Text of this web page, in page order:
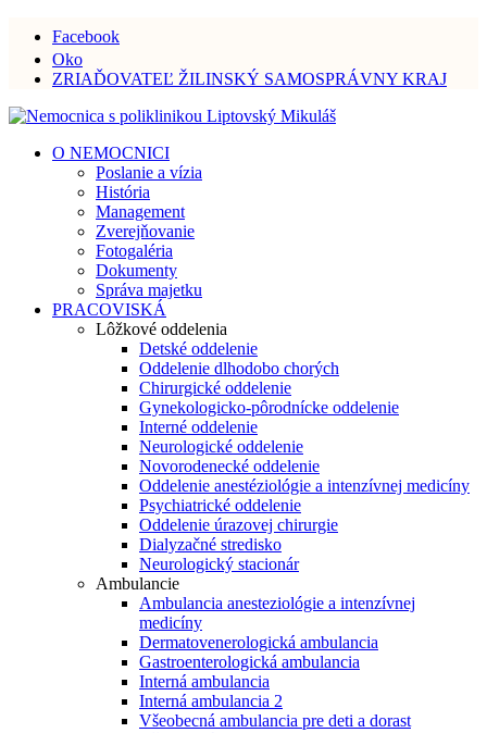
Facebook
Oko
ZRIAĎOVATEĽ ŽILINSKÝ SAMOSPRÁVNY KRAJ
O NEMOCNICI
Poslanie a vízia
História
Management
Zverejňovanie
Fotogaléria
Dokumenty
Správa majetku
PRACOVISKÁ
Lôžkové oddelenia
Detské oddelenie
Oddelenie dlhodobo chorých
Chirurgické oddelenie
Gynekologicko-pôrodnícke oddelenie
Interné oddelenie
Neurologické oddelenie
Novorodenecké oddelenie
Oddelenie anestéziológie a intenzívnej medicíny
Psychiatrické oddelenie
Oddelenie úrazovej chirurgie
Dialyzačné stredisko
Neurologický stacionár
Ambulancie
Ambulancia anesteziológie a intenzívnej
medicíny
Dermatovenerologická ambulancia
Gastroenterologická ambulancia
Interná ambulancia
Interná ambulancia 2
Všeobecná ambulancia pre deti a dorast